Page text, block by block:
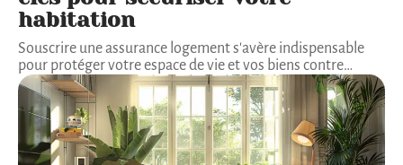
habitation
Souscrire une assurance logement s'avère indispensable
pour protéger votre espace de vie et vos biens contre…